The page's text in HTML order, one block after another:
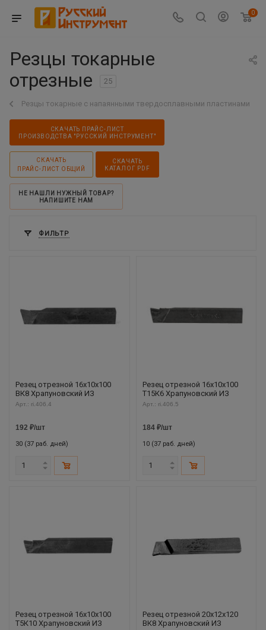
0
Резцы токарные
отрезные
25
Резцы токарные с напаянными твердосплавными пластинами
СКАЧАТЬ ПРАЙС-ЛИСТ
ПРОИЗВОДСТВА "РУССКИЙ ИНСТРУМЕНТ"
СКАЧАТЬ
ПРАЙС-ЛИСТ ОБЩИЙ
СКАЧАТЬ
КАТАЛОГ PDF
НЕ НАШЛИ НУЖНЫЙ ТОВАР?
НАПИШИТЕ НАМ
ФИЛЬТР
Резец отрезной 16х10х100
ВК8 Храпуновский ИЗ
Арт.: ri.406.4
192 ₽/шт
30 (37 раб. дней)
Резец отрезной 16х10х100
Т15К6 Храпуновский ИЗ
Арт.: ri.406.5
184₽/шт
10 (37 раб. дней)
Резец отрезной 16х10х100
Т5К10 Храпуновский ИЗ
Резец отрезной 20х12х120
ВК8 Храпуновский ИЗ